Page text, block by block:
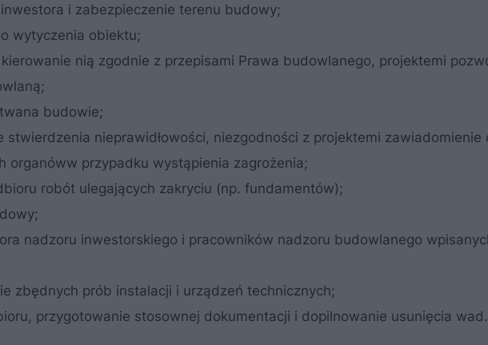
i zabezpieczenie terenu budowy;
wytyczenia obiektu;
nią zgodnie z przepisami Prawa budowlanego, projektemi
budowie;
nieprawidłowości, niezgodności z projektemi zawiadomienie
organóww przypadku wystąpienia zagrożenia;
robót ulegających zakryciu (np. fundamentów);
nadzoru inwestorskiego i pracowników nadzoru budowlanego
zbędnych prób instalacji i urządzeń technicznych;
przygotowanie stosownej dokumentacji i dopilnowanie usunięcia wad.